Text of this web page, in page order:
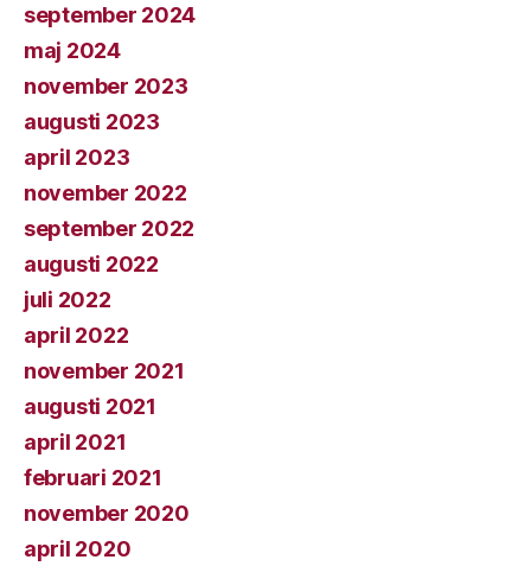
september 2024
maj 2024
november 2023
augusti 2023
april 2023
november 2022
september 2022
augusti 2022
juli 2022
april 2022
november 2021
augusti 2021
april 2021
februari 2021
november 2020
april 2020